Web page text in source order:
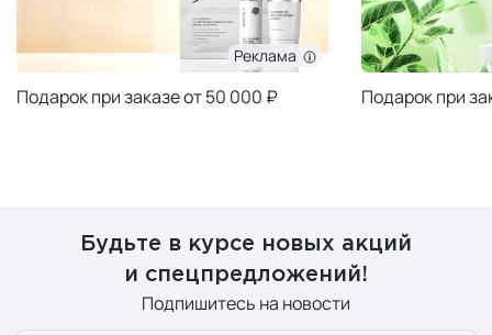
Реклама
Подарок при заказе от 50 000 ₽ Подарок при
Будьте в курсе новых акций
и спецпредложений!
Подпишитесь на новости